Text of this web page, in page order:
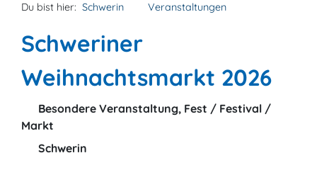
Du bist hier: Schwerin Veranstaltungen
Schweriner
Weihnachtsmarkt 2026
Besondere Veranstaltung, Fest / Festival /
Markt
Schwerin